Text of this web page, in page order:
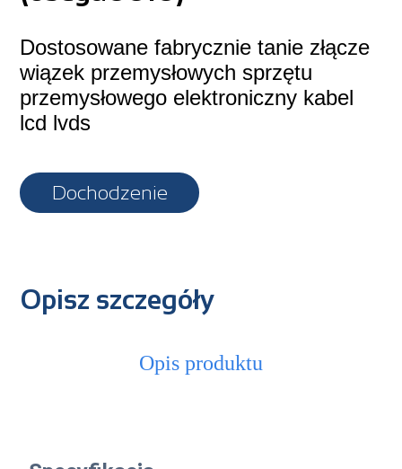
Dostosowane fabrycznie tanie złącze
wiązek przemysłowych sprzętu
przemysłowego elektroniczny kabel
lcd lvds
Dochodzenie
Opisz szczegóły
Opis produktu